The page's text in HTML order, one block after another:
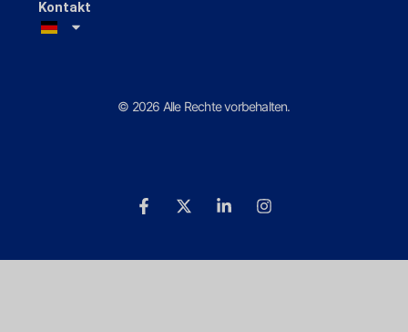
Kontakt
© 2026 Alle Rechte vorbehalten.